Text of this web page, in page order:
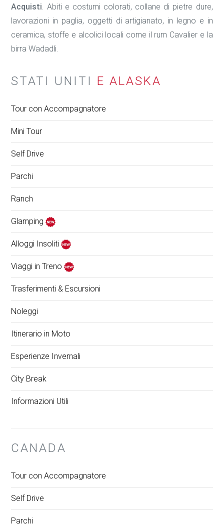
Acquisti. Abiti e costumi colorati, collane di pietre dure,
lavorazioni in paglia, oggetti di artigianato, in legno e in
ceramica, stoffe e alcolici locali come il rum Cavalier e la
birra Wadadli.
STATI UNITI E ALASKA
Tour con Accompagnatore
Mini Tour
Self Drive
Parchi
Ranch
Glamping
Alloggi Insoliti
Viaggi in Treno
Trasferimenti & Escursioni
Noleggi
Itinerario in Moto
Esperienze Invernali
City Break
Informazioni Utili
CANADA
Tour con Accompagnatore
Self Drive
Parchi